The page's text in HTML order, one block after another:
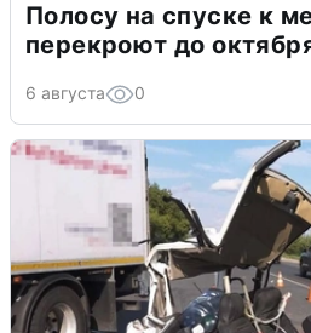
Полосу на спуске к
перекроют до
6 августа 0